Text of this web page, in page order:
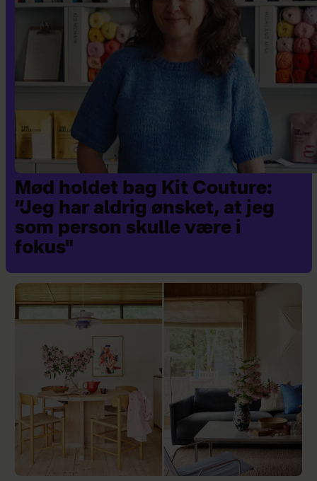
Mød holdet bag Kit Couture:
”Jeg har aldrig ønsket, at jeg
som person skulle være i
fokus"